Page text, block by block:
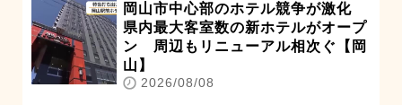
岡山市中心部のホテル競争が激化
県内最大客室数の新ホテルがオープ
ン 周辺もリニューアル相次ぐ【岡
山】
2026/08/08